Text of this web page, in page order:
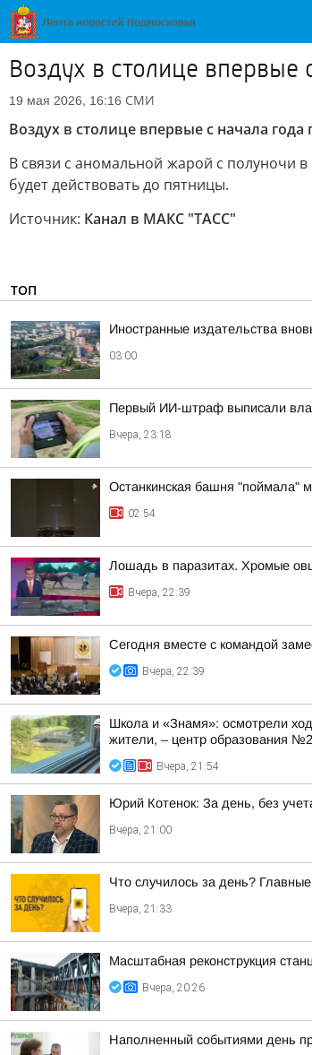
Воздух в столице впервые
19 мая 2026, 16:16 СМИ
Воздух в столице впервые с начала года
В связи с аномальной жарой с полуночи
будет действовать до пятницы.
Источник: Канал в МАКС "ТАСС"
ТОП
Иностранные издательства
03:00
Первый ИИ-штраф выписали
Вчера, 23:18
Останкинская башня "поймала"
02:54
Лошадь в паразитах. Хромые
Вчера, 22:39
Сегодня вместе с командой
Вчера, 22:39
Школа и «Знамя»: осмотрели
жители, – центр образования
Вчера, 21:54
Юрий Котенок: За день, без
Вчера, 21:00
Что случилось за день?
Вчера, 21:33
Масштабная реконструкция
Вчера, 20:26
Наполненный событиями день